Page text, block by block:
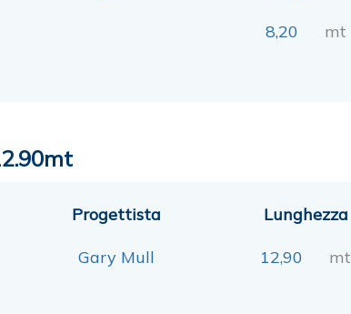
8,20 mt
Progettista
Gary Mull
Lunghezza
12,90 mt